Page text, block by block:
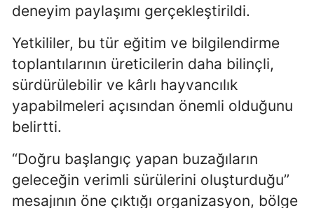
deneyim paylaşımı gerçekleştirildi.
Yetkililer, bu tür eğitim ve bilgilendirme
toplantılarının üreticilerin daha bilinçli,
sürdürülebilir ve kârlı hayvancılık
yapabilmeleri açısından önemli olduğunu
belirtti.
“Doğru başlangıç yapan buzağıların
geleceğin verimli sürülerini oluşturduğu”
mesajının öne çıktığı organizasyon, bölge